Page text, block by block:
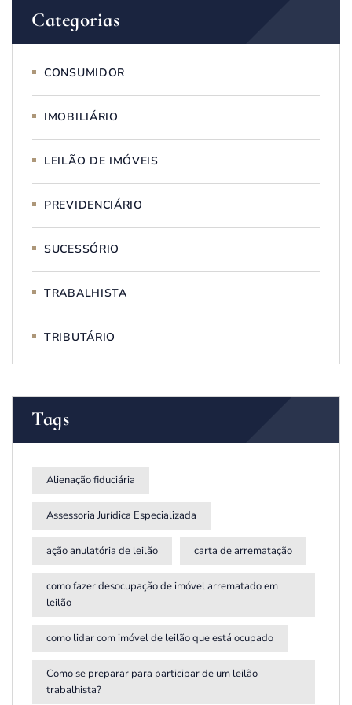
Categorias
CONSUMIDOR
IMOBILIÁRIO
LEILÃO DE IMÓVEIS
PREVIDENCIÁRIO
SUCESSÓRIO
TRABALHISTA
TRIBUTÁRIO
Tags
Alienação fiduciária
Assessoria Jurídica Especializada
ação anulatória de leilão carta de arrematação
como fazer desocupação de imóvel arrematado em
leilão
como lidar com imóvel de leilão que está ocupado
Como se preparar para participar de um leilão
trabalhista?